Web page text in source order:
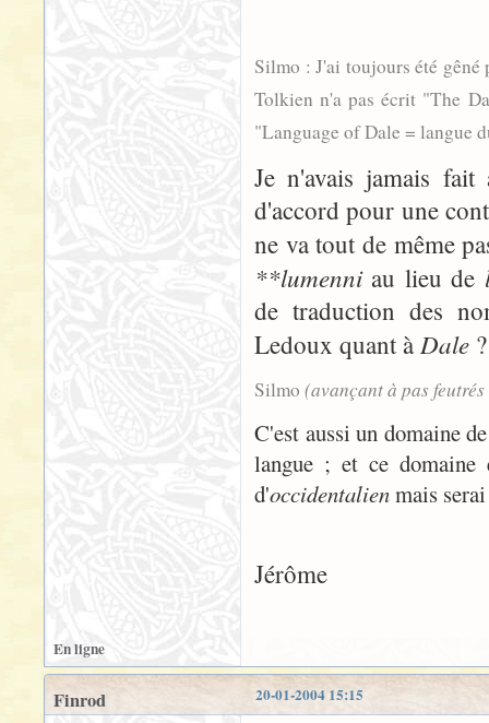
Silmo : J'ai toujours été
Tolkien n'a pas écrit "The
"Language of Dale = langue
Je n'avais jamais
d'accord pour une
ne va tout de même
**lumenniau lieu de
de traduction des
Ledoux quant à Dale ?
Silmo (avançant à pas
C'est aussi un domaine
langue ; et ce
d'occidentalienmais
Jérôme
En ligne
20-01-2004 15:15
Finrod